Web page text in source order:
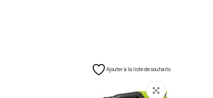
Ajouter à la liste de souhaits